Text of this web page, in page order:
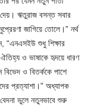
ঋতুরাজ বসন্ত সবার
জাগিয়ে তোলে।” নর্থ
“এনএসইউ শুধু শিক্ষার
ও ভাষাকে হৃদয়ে ধারণ
ও বিতর্ককে পাশে
প্রত্যাশা।” অধ্যাপক
ভুলে নতুনভাবে শুরু